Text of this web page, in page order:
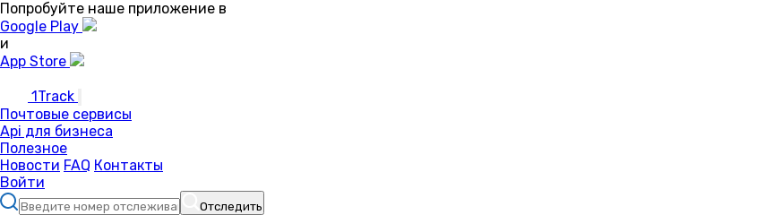
Попробуйте наше приложение в
Google Play
и
App Store
1Track
Почтовые сервисы
Api для бизнеса
Полезное
Новости FAQ Контакты
Войти
Отследить